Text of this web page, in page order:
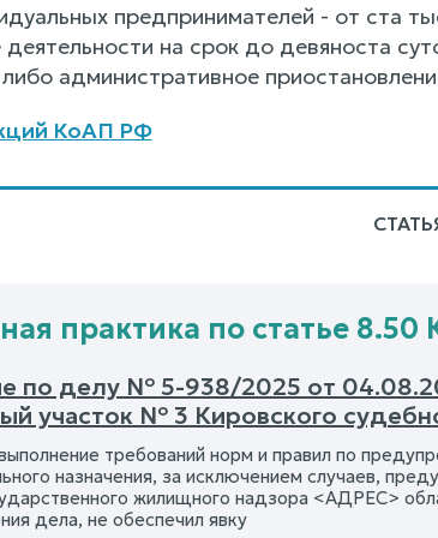
предпринимателей - от ста
деятельности на срок до девяноста
административное
КоАП РФ
практика по статье
по делу № 5-938/2025 от
участок № 3 Кировского
требований норм и правил по
назначения, за исключением случаев,
жилищного надзора <АДРЕС>
дела, не обеспечил явку